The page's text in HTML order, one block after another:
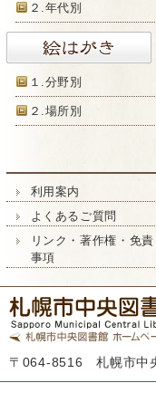
２.年代別
１.分野別
２.場所別
利用案内
よくあるご質問
リンク・著作権・免責
事項
〒064-8516 札幌市中